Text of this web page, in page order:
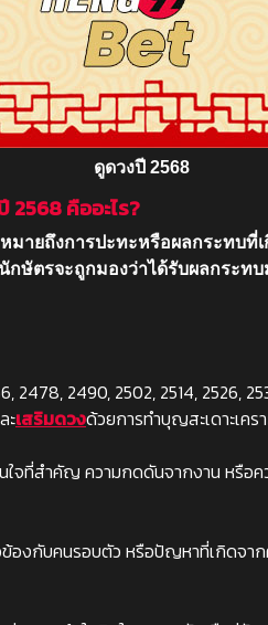
ดูดวงปี 2568
2568 คืออะไร?
มายถึงการปะทะหรือผลกระทบ
กษัตรจะถูกมองว่าได้รับผลกระ
2478, 2490, 2502, 2514, 2526,
ะเสริมดวงด้วยการทำบุญสะเดาะเคร
ใจที่สำคัญ ความกดดันจากงาน หรื
องกับคนรอบตัว หรือปัญหาที่เกิดจา